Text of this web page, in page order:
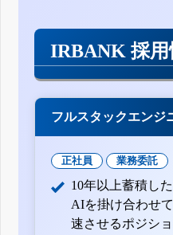
IRBANK 採用
フルスタックエンジ
正社員 業務委託
10年以上蓄積し
AIを掛け合わせ
速させるポジショ